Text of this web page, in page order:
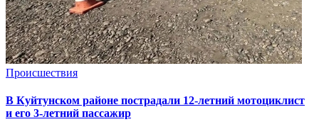
Происшествия
В Куйтунском районе пострадали 12-летний мотоциклист
и его 3-летний пассажир